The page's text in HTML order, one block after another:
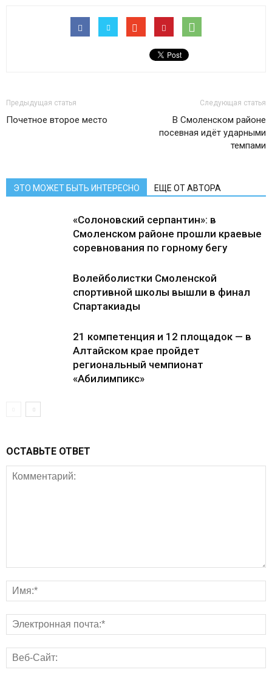
Предыдущая статья
Почетное второе место
Следующая статья
В Смоленском районе
посевная идёт ударными
темпами
ЭТО МОЖЕТ БЫТЬ ИНТЕРЕСНО ЕЩЕ ОТ АВТОРА
«Солоновский серпантин»: в
Смоленском районе прошли краевые
соревнования по горному бегу
Волейболистки Смоленской
спортивной школы вышли в финал
Спартакиады
21 компетенция и 12 площадок — в
Алтайском крае пройдет
региональный чемпионат
«Абилимпикс»
ОСТАВЬТЕ ОТВЕТ